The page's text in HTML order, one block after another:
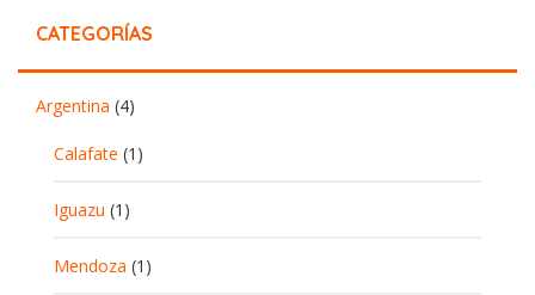
CATEGORÍAS
Argentina (4)
Calafate (1)
Iguazu (1)
Mendoza (1)